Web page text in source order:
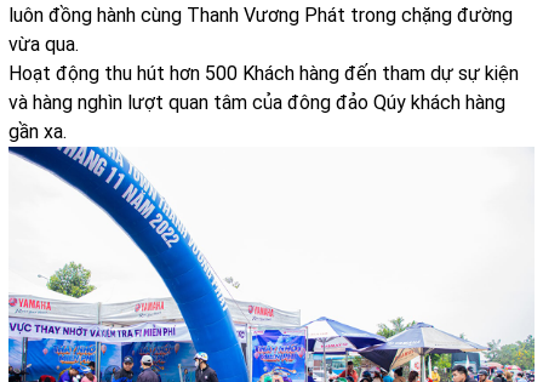
luôn đồng hành cùng Thanh Vương Phát trong chặng đường
vừa qua.
Hoạt động thu hút hơn 500 Khách hàng đến tham dự sự kiện
và hàng nghìn lượt quan tâm của đông đảo Qúy khách hàng
gần xa.